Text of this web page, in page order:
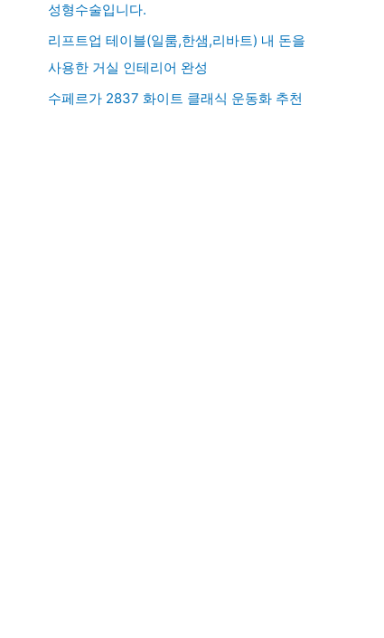
성형수술입니다.
리프트업 테이블(일룸,한샘,리바트) 내 돈을
사용한 거실 인테리어 완성
수페르가 2837 화이트 클래식 운동화 추천